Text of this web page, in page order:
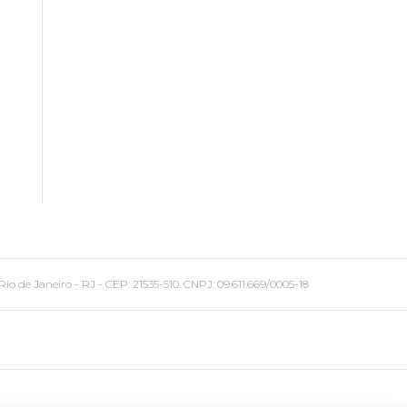
Janeiro - RJ - CEP: 21535-510. CNPJ: 09.611.669/0005-18